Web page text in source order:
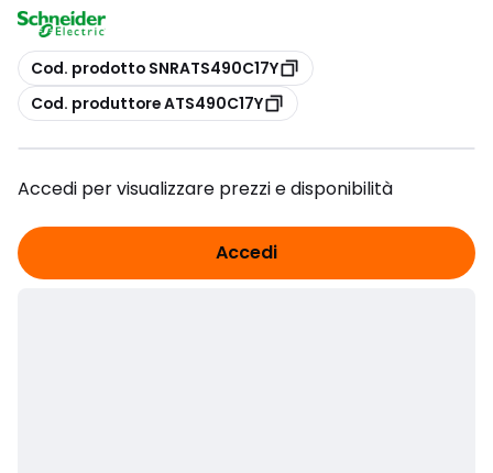
copia
Cod. prodotto SNRATS490C17Y
copia
Cod. produttore ATS490C17Y
Accedi per visualizzare prezzi e disponibilità
Accedi